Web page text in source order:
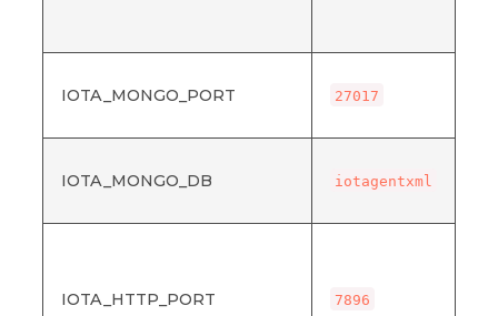
IOTA_MONGO_PORT 27017
IOTA_MONGO_DB iotagentxml
IOTA_HTTP_PORT 7896